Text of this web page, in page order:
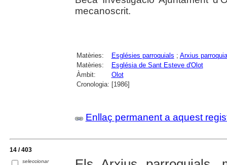
mecanoscrit.
Matèries: Esglésies parroquials ; Arxius
Matèries:
Església de Sant Esteve d'Olot
Àmbit:
Olot
Cronologia: [1986]
Enllaç permanent a aquest
14 / 403
seleccionar